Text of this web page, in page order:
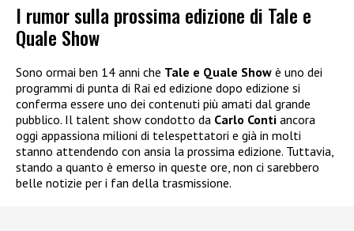
I rumor sulla prossima edizione di Tale e
Quale Show
Sono ormai ben 14 anni che Tale e Quale Show è uno dei
programmi di punta di Rai ed edizione dopo edizione si
conferma essere uno dei contenuti più amati dal grande
pubblico. Il talent show condotto da Carlo Conti ancora
oggi appassiona milioni di telespettatori e già in molti
stanno attendendo con ansia la prossima edizione. Tuttavia,
stando a quanto è emerso in queste ore, non ci sarebbero
belle notizie per i fan della trasmissione.